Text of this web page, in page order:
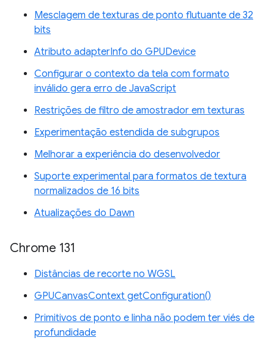
Mesclagem de texturas de ponto flutuante de 32
bits
Atributo adapterInfo do GPUDevice
Configurar o contexto da tela com formato
inválido gera erro de JavaScript
Restrições de filtro de amostrador em texturas
Experimentação estendida de subgrupos
Melhorar a experiência do desenvolvedor
Suporte experimental para formatos de textura
normalizados de 16 bits
Atualizações do Dawn
Chrome 131
Distâncias de recorte no WGSL
GPUCanvasContext getConfiguration()
Primitivos de ponto e linha não podem ter viés de
profundidade